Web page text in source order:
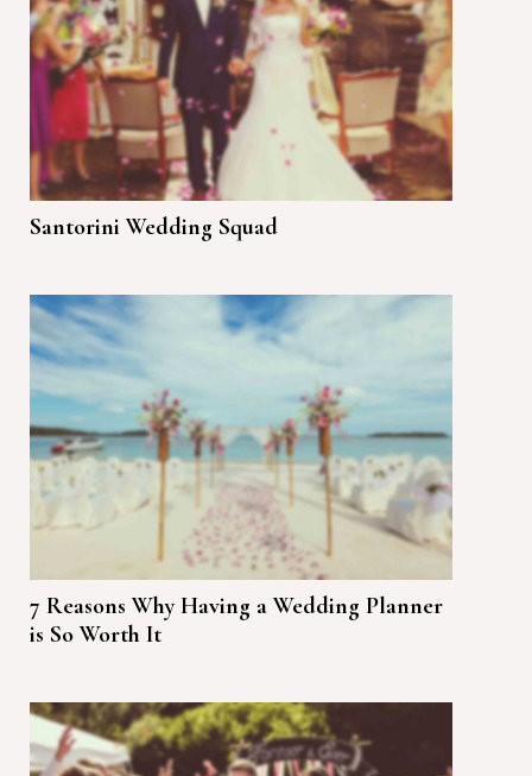
Santorini Wedding Squad
7 Reasons Why Having a Wedding Planner
is So Worth It